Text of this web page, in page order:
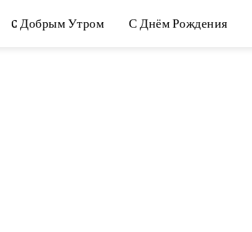
C Добрым Утром С Днём Рождения